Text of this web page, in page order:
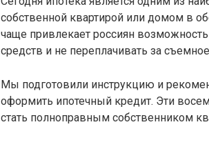
собственной квартирой или домом в
чаще привлекает россиян
средств и не переплачивать за
Мы подготовили инструкцию и
оформить ипотечный кредит. Эти
стать полноправным собственником